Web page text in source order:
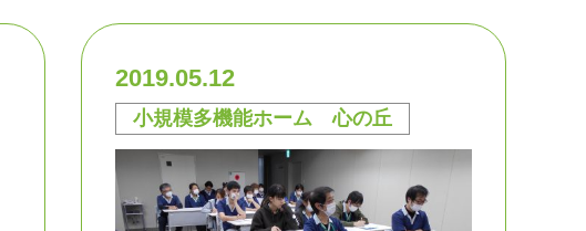
2019.05.12
小規模多機能ホーム 心の丘